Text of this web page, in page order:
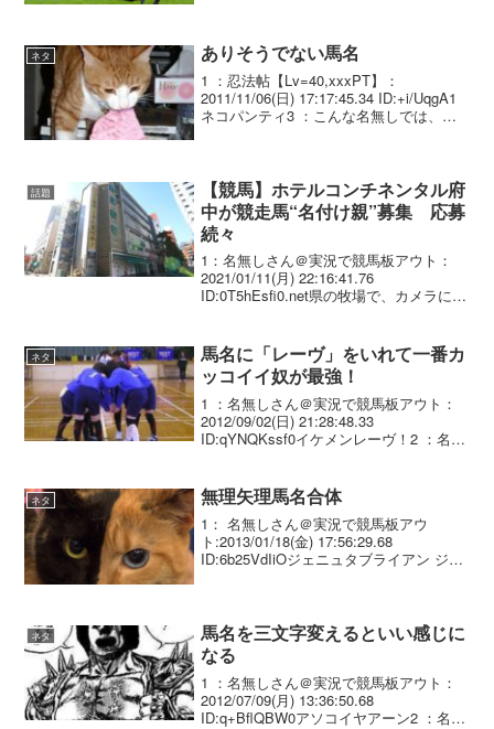
ネタ ありそうでない馬名
1 ：忍法帖【Lv=40,xxxPT】：
2011/11/06(日) 17:17:45.34 ID:+i/UqgA1
ネコパンティ3 ：こんな名無しでは、ど
話題
【競馬】ホテルコンチネンタル府
中が競走馬“名付け親”募集 応募
続々
1：名無しさん＠実況で競馬板アウト：
2021/01/11(月) 22:16:41.76
ID:0T5hEsfi0.net県の牧場で、カメラに興
馬として育てられることになっ...
ネタ
馬名に「レーヴ」をいれて一番カ
ッコイイ奴が最強！
1 ：名無しさん＠実況で競馬板アウト：
2012/09/02(日) 21:28:48.33
ID:qYNQKssf0イケメンレーヴ！2 ：名無
ID:D4+1uZG...
ネタ 無理矢理馬名合体
1： 名無しさん＠実況で競馬板アウ
ト:2013/01/18(金) 17:56:29.68
ID:6b25VdIiOジェニュタブライアン ジョ
ネタ
馬名を三文字変えるといい感じに
なる
1 ：名無しさん＠実況で競馬板アウト：
2012/07/09(月) 13:36:50.68
ID:q+BflQBW0アソコイヤアーン2 ：名無